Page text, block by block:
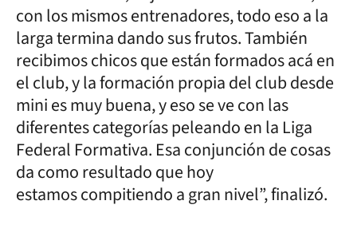
con los mismos entrenadores, todo eso a la
larga termina dando sus frutos. También
recibimos chicos que están formados acá en
el club, y la formación propia del club desde
mini es muy buena, y eso se ve con las
diferentes categorías peleando en la Liga
Federal Formativa. Esa conjunción de cosas
da como resultado que hoy
estamos compitiendo a gran nivel”, finalizó.